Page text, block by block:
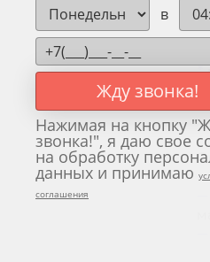
*
—
в
Жду звонка!
Нажимая на кнопку "
звонка!", я даю свое
на обработку
данных и принимаю
соглашения